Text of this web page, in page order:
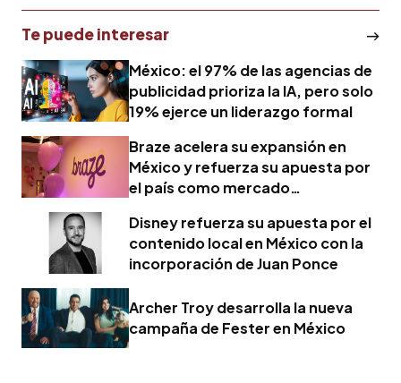
Te puede interesar
México: el 97% de las agencias de
publicidad prioriza la IA, pero solo
19% ejerce un liderazgo formal
Braze acelera su expansión en
México y refuerza su apuesta por
el país como mercado
Disney refuerza su apuesta por el
contenido local en México con la
incorporación de Juan Ponce
Archer Troy desarrolla la nueva
campaña de Fester en México